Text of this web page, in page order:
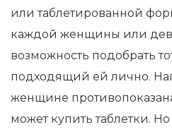
или таблетированной
каждой женщины или
возможность подобрать
подходящий ей лично.
женщине
может купить таблетки. Но